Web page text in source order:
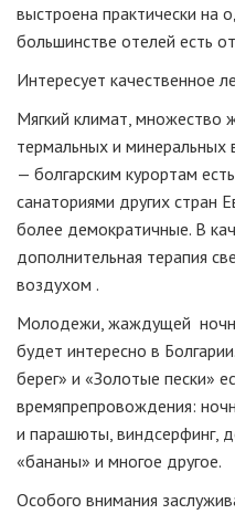
выстроена практически на
большинстве отелей есть
Интересует качественное
Мягкий климат, множество
термальных и минеральных
— болгарским курортам
санаториями других стран
более демократичные. В
дополнительная терапия
воздухом .
Молодежи, жаждущей
будет интересно в
берег» и «Золотые пески»
времяпрепровождения:
и парашюты, виндсерфинг,
«бананы» и многое другое.
Особого внимания